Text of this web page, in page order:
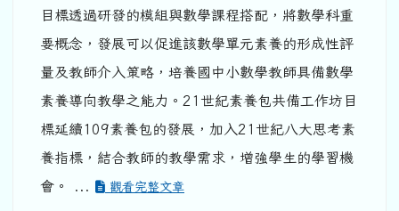
目標透過研發的模組與數學課程搭配，將數學科重
要概念，發展可以促進該數學單元素養的形成性評
量及教師介入策略，培養國中小數學教師具備數學
素養導向教學之能力。21世紀素養包共備工作坊目
標延續109素養包的發展，加入21世紀八大思考素
養指標，結合教師的教學需求，增強學生的學習機
會。 ...
觀看完整文章